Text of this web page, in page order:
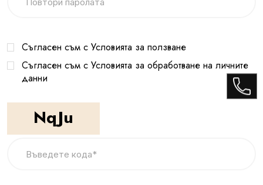
Съгласен съм с Условията за ползване
Съгласен съм с Условията за обработване на личните
данни
NqJu